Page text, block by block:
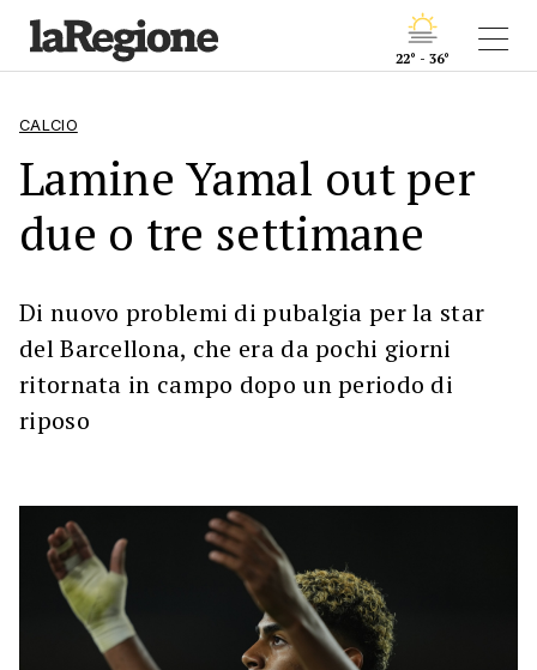
22° - 36°
CALCIO
Lamine Yamal out per
due o tre settimane
Di nuovo problemi di pubalgia per la star
del Barcellona, che era da pochi giorni
ritornata in campo dopo un periodo di
riposo